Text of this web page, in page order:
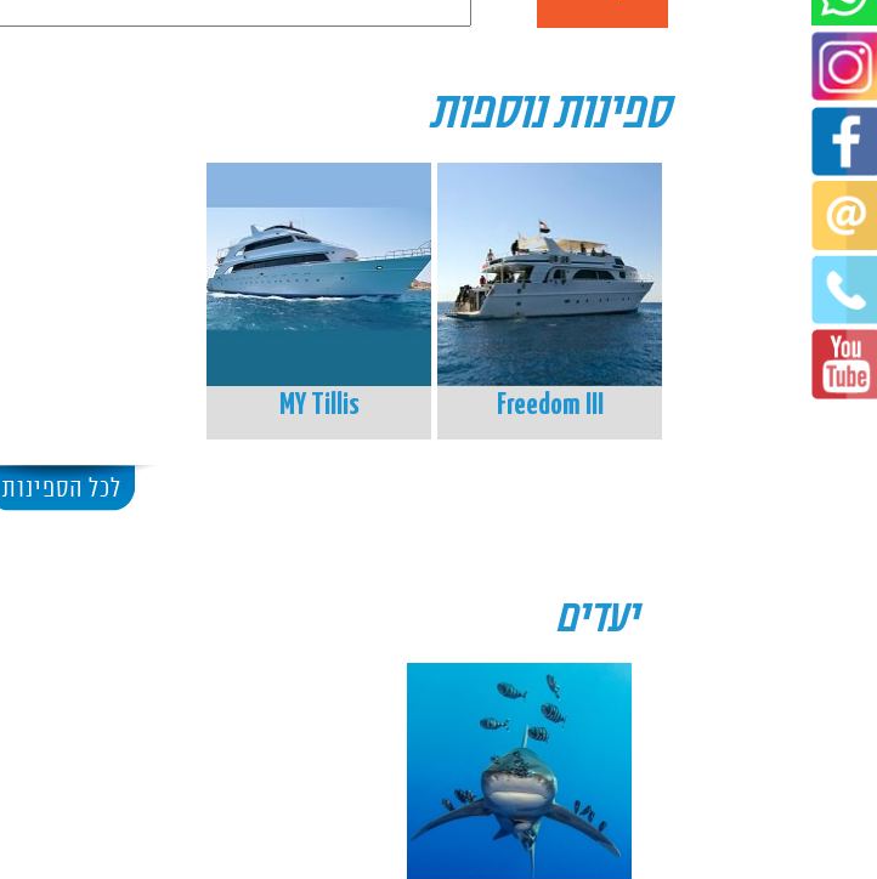
ספינות נוספות
Freedom III
MY Tillis
לכל הספינות
יעדים